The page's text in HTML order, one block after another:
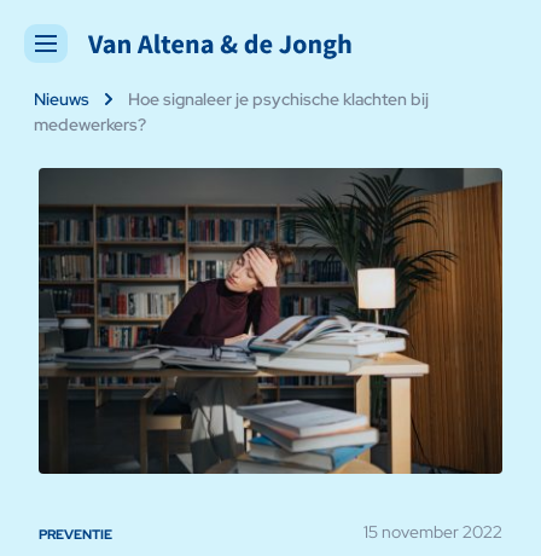
Nieuws
Hoe signaleer je psychische klachten bij
medewerkers?
PREVENTIE 15 november 2022